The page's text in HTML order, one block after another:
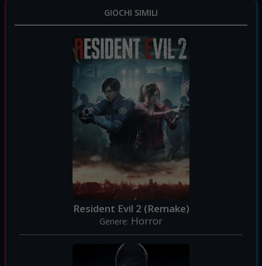
GIOCHI SIMILI
Resident Evil 2 (Remake)
Genere: Horror